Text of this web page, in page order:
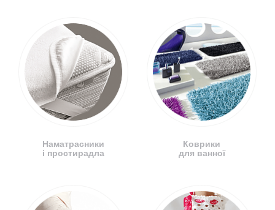
Наматрасники
і простирадла
Коврики
для ванної